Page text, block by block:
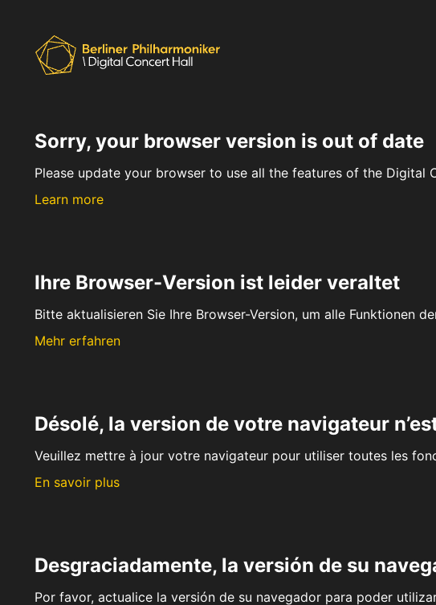
Sorry, your browser version is out of date
Please update your browser to use all the features of the Digital
Learn more
Ihre Browser-Version ist leider veraltet
Bitte aktualisieren Sie Ihre Browser-Version, um alle Funktionen
Mehr erfahren
Désolé, la version de votre navigateur
Veuillez mettre à jour votre navigateur pour utiliser toutes les
En savoir plus
Desgraciadamente, la versión de su
Por favor, actualice la versión de su navegador para poder